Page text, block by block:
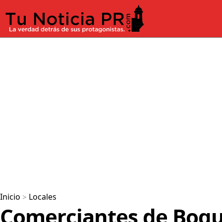
Inicio > Locales